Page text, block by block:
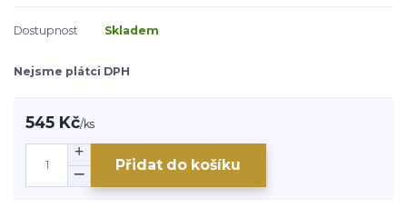
Dostupnost Skladem
Nejsme plátci DPH
545 Kč/ks
Přidat do košíku